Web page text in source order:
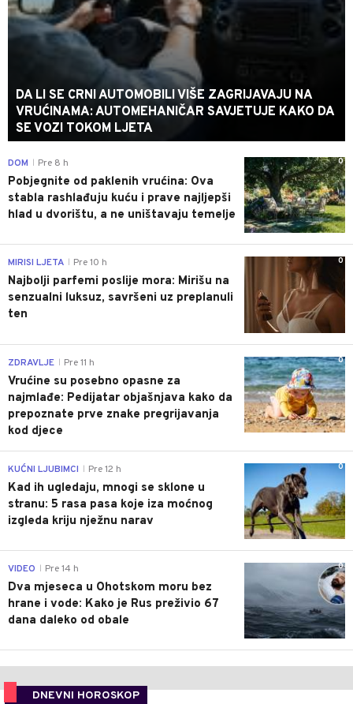
DA LI SE CRNI AUTOMOBILI VIŠE ZAGRIJAVAJU NA
VRUĆINAMA: AUTOMEHANIČAR SAVJETUJE KAKO DA
SE VOZI TOKOM LJETA
0
DOM Pre 8 h
Pobjegnite od paklenih vrućina: Ova
stabla rashlađuju kuću i prave najljepši
hlad u dvorištu, a ne uništavaju temelje
0
MIRISI LJETA Pre 10 h
Najbolji parfemi poslije mora: Mirišu na
senzualni luksuz, savršeni uz preplanuli
ten
0
ZDRAVLJE Pre 11 h
Vrućine su posebno opasne za
najmlađe: Pedijatar objašnjava kako da
prepoznate prve znake pregrijavanja
kod djece
0
KUĆNI LJUBIMCI Pre 12 h
Kad ih ugledaju, mnogi se sklone u
stranu: 5 rasa pasa koje iza moćnog
izgleda kriju nježnu narav
0
VIDEO Pre 14 h
Dva mjeseca u Ohotskom moru bez
hrane i vode: Kako je Rus preživio 67
dana daleko od obale
DNEVNI HOROSKOP